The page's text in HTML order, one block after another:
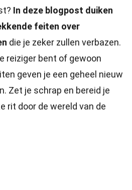
In deze blogpost duiken
feiten over
die je zeker zullen verbazen.
reiziger bent of gewoon
geven je een geheel nieuw
Zet je schrap en bereid je
rit door de wereld van de